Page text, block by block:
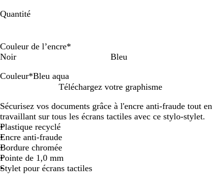
Quantité
Couleur de l’encre*
Noir
Bleu
Couleur*Bleu aqua
u
g
e
g
e
n
t
e
u
a
q
u
a
e
u
r
o
i
n
e
u
g
e
Téléchargez votre graphisme
Sécurisez vos documents grâce à l'encre anti-fraude tout en
travaillant sur tous les écrans tactiles avec ce stylo-stylet.
Plastique recyclé
Encre anti-fraude
Bordure chromée
Pointe de 1,0 mm
Stylet pour écrans tactiles